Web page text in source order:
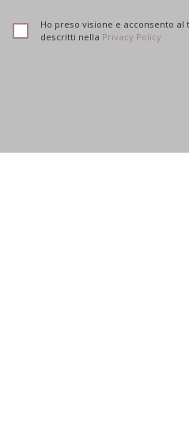
Ho preso visione e acconsento
descritti nella Privacy Policy